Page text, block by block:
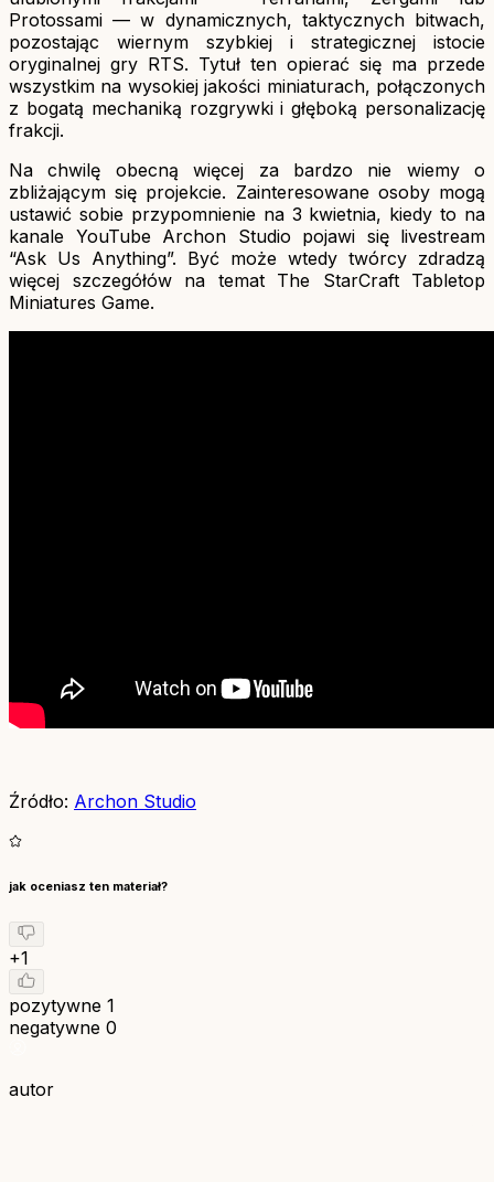
Protossami — w dynamicznych, taktycznych bitwach,
pozostając wiernym szybkiej i strategicznej istocie
oryginalnej gry RTS. Tytuł ten opierać się ma przede
wszystkim na wysokiej jakości miniaturach, połączonych
z bogatą mechaniką rozgrywki i głęboką personalizację
frakcji.
Na chwilę obecną więcej za bardzo nie wiemy o
zbliżającym się projekcie. Zainteresowane osoby mogą
ustawić sobie przypomnienie na 3 kwietnia, kiedy to na
kanale YouTube Archon Studio pojawi się livestream
“Ask Us Anything”. Być może wtedy twórcy zdradzą
więcej szczegółów na temat The StarCraft Tabletop
Miniatures Game.
Źródło: Archon Studio
jak oceniasz ten materiał?
+1
pozytywne 1
negatywne 0
autor